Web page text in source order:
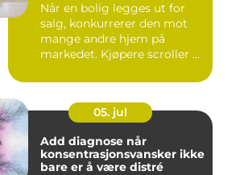
Når en bolig legges ut for
salg, konkurrerer den mot
mange andre hjem på
markedet. Kjøpere scroller ...
05. jul
Add diagnose når
konsentrasjonsvansker ikke
bare er å være distré